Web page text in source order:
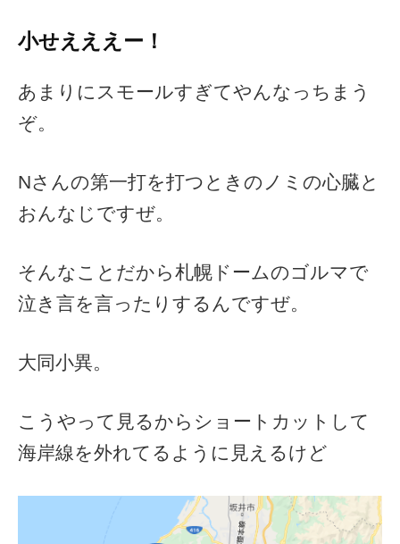
小せえええー！
あまりにスモールすぎてやんなっちまう
ぞ。
Nさんの第一打を打つときのノミの心臓と
おんなじですぜ。
そんなことだから札幌ドームのゴルマで
泣き言を言ったりするんですぜ。
大同小異。
こうやって見るからショートカットして
海岸線を外れてるように見えるけど